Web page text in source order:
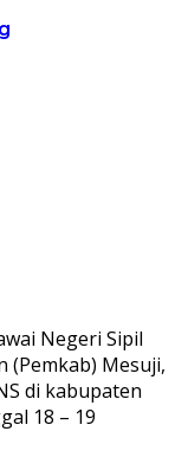
Negeri Sipil
(Pemkab) Mesuji,
di kabupaten
18 – 19